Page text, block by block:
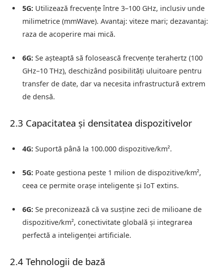
5G: Utilizează frecvențe între 3–100 GHz, inclusiv unde
milimetrice (mmWave). Avantaj: viteze mari; dezavantaj:
raza de acoperire mai mică.
6G: Se așteaptă să folosească frecvențe terahertz (100
GHz–10 THz), deschizând posibilități uluitoare pentru
transfer de date, dar va necesita infrastructură extrem
de densă.
2.3 Capacitatea și densitatea dispozitivelor
4G: Suportă până la 100.000 dispozitive/km².
5G: Poate gestiona peste 1 milion de dispozitive/km²,
ceea ce permite orașe inteligente și IoT extins.
6G: Se preconizează că va susține zeci de milioane de
dispozitive/km², conectivitate globală și integrarea
perfectă a inteligenței artificiale.
2.4 Tehnologii de bază